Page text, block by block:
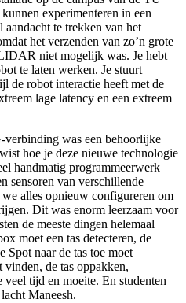
experimenteren in een
te trekken van het
het verzenden van zo’n grote
niet mogelijk was. Je hebt
te laten werken. Je stuurt
de robot interactie heeft met de
lage latency en een extreem
verbinding was een behoorlijke
hoe je deze nieuwe technologie
handmatig programmeerwerk
sensoren van verschillende
alles opnieuw configureren om
Dit was enorm leerzaam voor
de meeste dingen helemaal
moet een tas detecteren, de
Spot naar de tas toe moet
de tas oppakken,
tijd en moeite. En studenten
Maneesh.